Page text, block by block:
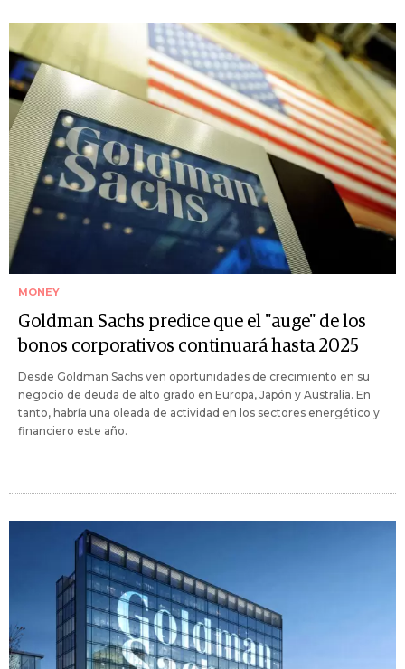
MONEY
Goldman Sachs predice que el "auge" de los
bonos corporativos continuará hasta 2025
Desde Goldman Sachs ven oportunidades de crecimiento en su
negocio de deuda de alto grado en Europa, Japón y Australia. En
tanto, habría una oleada de actividad en los sectores energético y
financiero este año.